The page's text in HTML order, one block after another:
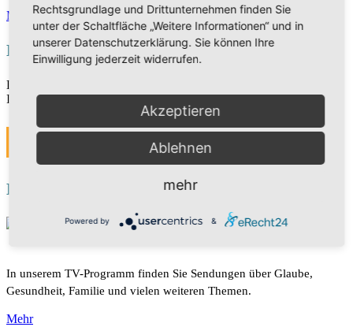
Mehr
Events
Die Veranstaltungen sind derzeit in Bearbeitung. Vielen Dank für
Ihr Verständnis.
HOPE TV
In unserem TV-Programm finden Sie Sendungen über Glaube,
Gesundheit, Familie und vielen weiteren Themen.
Mehr
Rechtsgrundlage und Drittunternehmen finden Sie
unter der Schaltfläche „Weitere Informationen“ und in
unserer Datenschutzerklärung. Sie können Ihre
Einwilligung jederzeit widerrufen.
Akzeptieren
Ablehnen
mehr
Powered by &